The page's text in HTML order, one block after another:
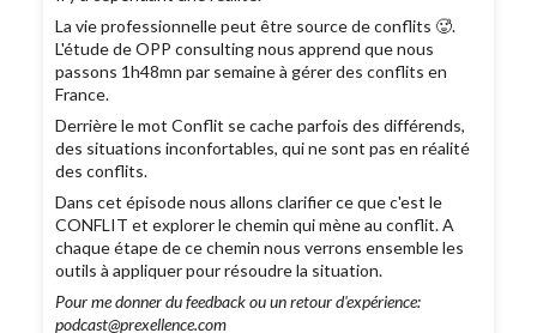
La vie professionnelle peut être source de conflits 🥵.
L'étude de OPP consulting nous apprend que nous
passons 1h48mn par semaine à gérer des conflits en
France.
Derrière le mot Conflit se cache parfois des différends,
des situations inconfortables, qui ne sont pas en réalité
des conflits.
Dans cet épisode nous allons clarifier ce que c'est le
CONFLIT et explorer le chemin qui mène au conflit. A
chaque étape de ce chemin nous verrons ensemble les
outils à appliquer pour résoudre la situation.
Pour me donner du feedback ou un retour d'expérience:
podcast@prexellence.com